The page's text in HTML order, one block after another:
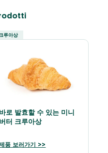
루아상
바로 발효할 수 있는 미니
버터 크루아상
품 보러가기 >>